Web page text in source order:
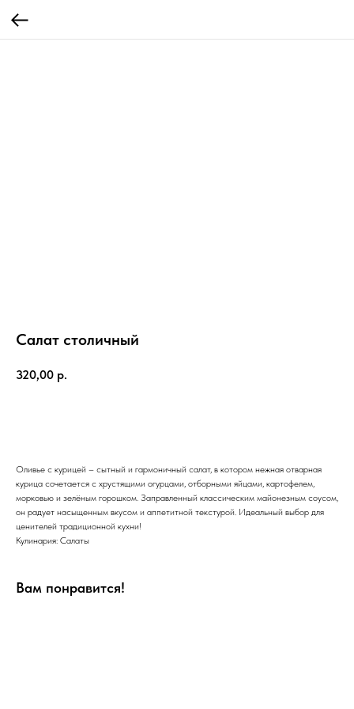
Салат столичный
320,00 р.
Оливье с курицей – сытный и гармоничный салат, в котором нежная отварная
курица сочетается с хрустящими огурцами, отборными яйцами, картофелем,
морковью и зелёным горошком. Заправленный классическим майонезным соусом,
он радует насыщенным вкусом и аппетитной текстурой. Идеальный выбор для
ценителей традиционной кухни!
Кулинария: Салаты
Вам понравится!